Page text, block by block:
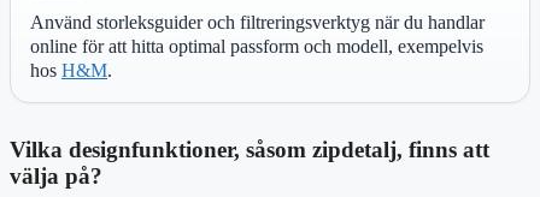
Använd storleksguider och filtreringsverktyg när du handlar
online för att hitta optimal passform och modell, exempelvis
hos H&M.
Vilka designfunktioner, såsom zipdetalj, finns att
välja på?